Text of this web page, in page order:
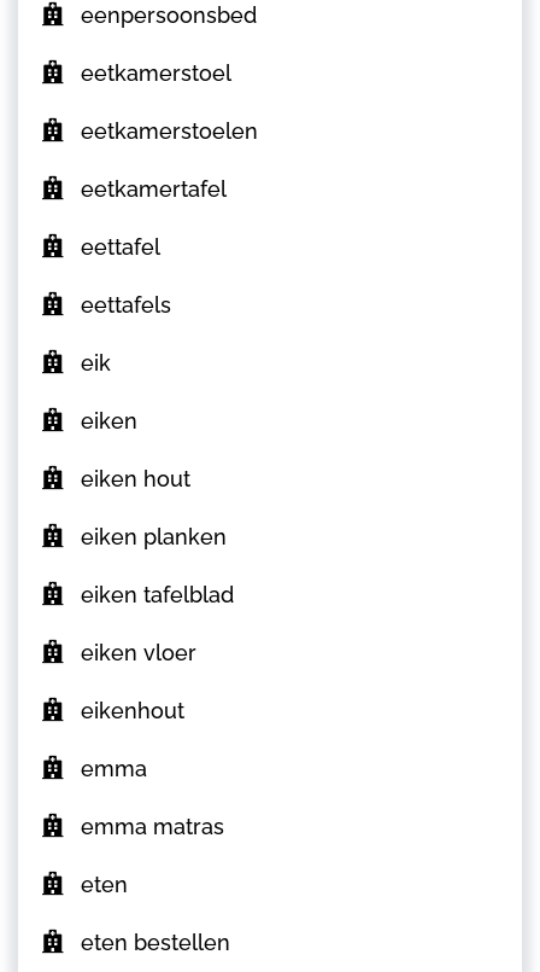
eenpersoonsbed
eetkamerstoel
eetkamerstoelen
eetkamertafel
eettafel
eettafels
eik
eiken
eiken hout
eiken planken
eiken tafelblad
eiken vloer
eikenhout
emma
emma matras
eten
eten bestellen